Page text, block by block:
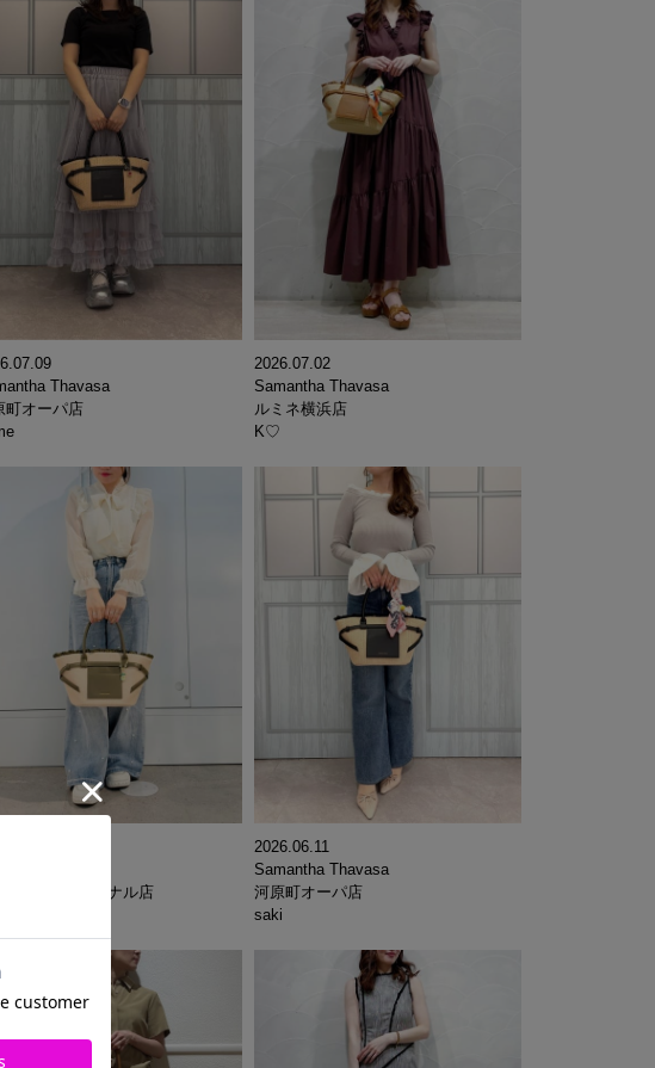
Thavasa
町オーパ店
2026.07.02
Samantha Thavasa
ルミネ横浜店
K♡
空港第1ターミナル店
2026.06.11
Samantha Thavasa
河原町オーパ店
saki